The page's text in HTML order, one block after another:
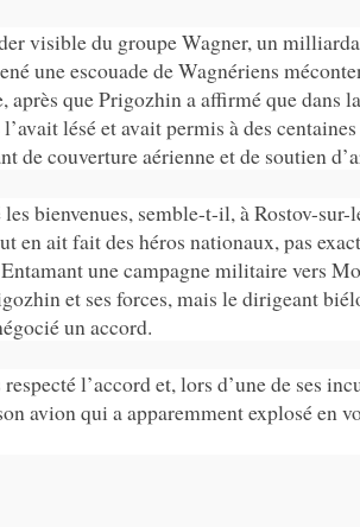
visible du groupe Wagner, un
une escouade de Wagnériens
après que Prigozhin a affirmé que dans
lésé et avait permis à des
de couverture aérienne et de soutien
les bienvenues, semble-t-il, à Rostov-
en ait fait des héros nationaux, pas
une campagne militaire vers
et ses forces, mais le dirigeant
un accord.
l’accord et, lors d’une de ses
avion qui a apparemment explosé en